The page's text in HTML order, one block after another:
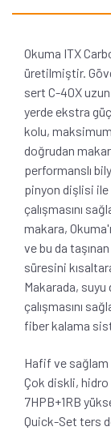
Okuma ITX
üretilmiştir.
sert C-40X
yerde ekstra
kolu,
doğrudan
performanslı
pinyon dişlisi ile
çalışmasını
makara,
ve bu da
süresini
Makarada, suyu
çalışmasını
fiber kalama
Hafif ve
Çok diskli,
7HPB+1RB
Quick-Set ters